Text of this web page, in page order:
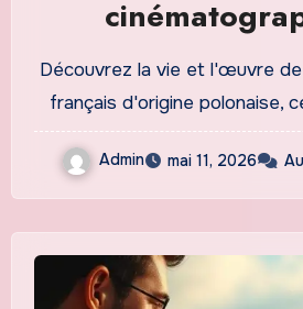
Découvrez la vie et l'œuvre de
français d'origine polonaise,
Admin mai 11, 2026